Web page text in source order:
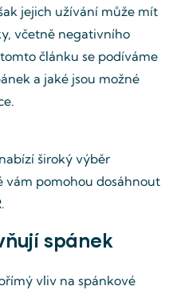
jejich užívání může mít
včetně negativního
článku se podíváme
a jaké jsou možné
široký výběr
pomohou dosáhnout
spánek
vliv na spánkové